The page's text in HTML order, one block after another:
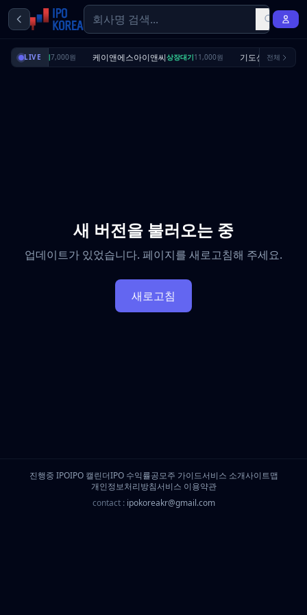
LIVE
셔스상장대기7,000원 케이앤에스아이앤씨상장대기11,000원 기도산업수요예측중
전체
새 버전을 불러오는 중
업데이트가 있었습니다. 페이지를 새로고침해 주세요.
새로고침
진행중 IPOIPO 캘린더IPO 수익률공모주 가이드서비스 소개사이트맵
개인정보처리방침서비스 이용약관
contact : ipokoreakr@gmail.com